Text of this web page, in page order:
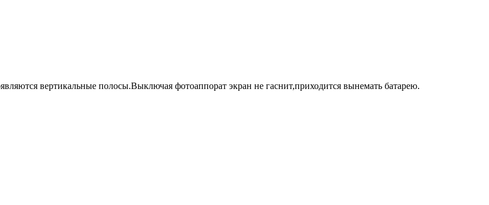
вертикальные полосы.Выключая фотоаппорат экран не гаснит,приходится вынемать батарею.